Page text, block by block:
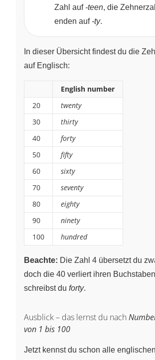
Zahl auf -teen, die
enden auf -ty.
In dieser Übersicht findest du die
auf Englisch:
English number
20
twenty
30
thirty
40
forty
50
fifty
60
sixty
70
seventy
80
eighty
90
ninety
100
hundred
Beachte: Die Zahl 4 übersetzt du
doch die 40 verliert ihren Buchstaben
schreibst du forty.
Ausblick – das lernst du nach
von 1 bis 100
Jetzt kennst du schon alle